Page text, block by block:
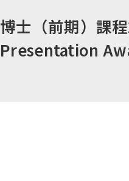
博士（前期）課
Presentation